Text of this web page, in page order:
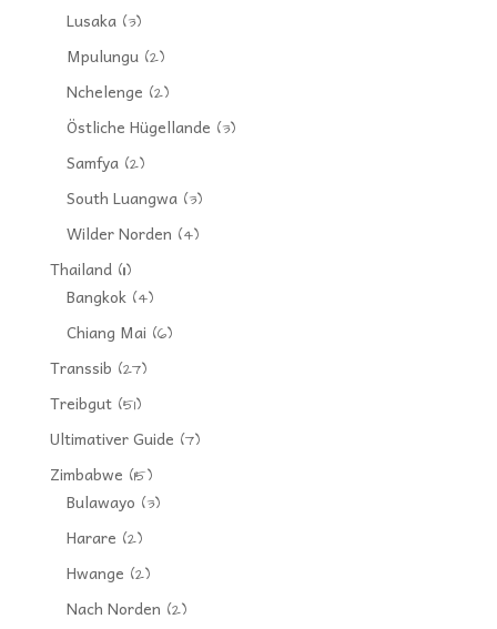
Lusaka(3)
Mpulungu(2)
Nchelenge (2)
Östliche Hügellande (3)
Samfya(2)
South Luangwa(3)
Wilder Norden (4)
Thailand(11)
Bangkok(4)
Chiang Mai (6)
Transsib (27)
Treibgut(51)
Ultimativer Guide (7)
Zimbabwe (15)
Bulawayo (3)
Harare (2)
Hwange (2)
Nach Norden (2)